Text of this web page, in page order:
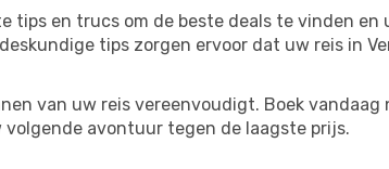
tips en trucs om de beste deals te vinden en
tips zorgen ervoor dat uw reis in
van uw reis vereenvoudigt. Boek vandaag
volgende avontuur tegen de laagste prijs.